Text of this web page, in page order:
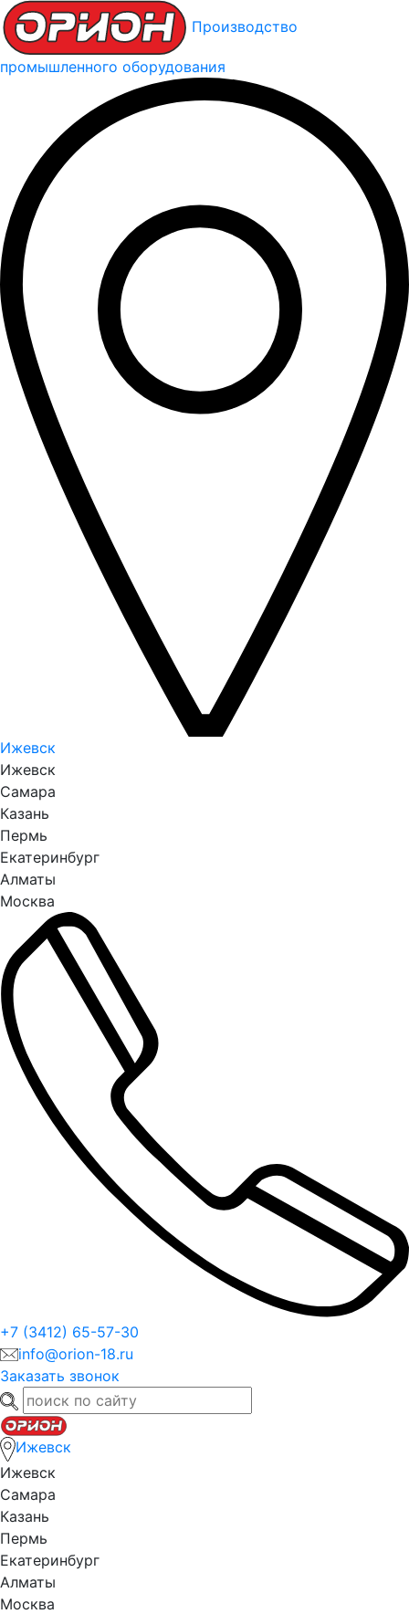
Производство
промышленного оборудования
Ижевск
Ижевск
Самара
Казань
Пермь
Екатеринбург
Алматы
Москва
+7 (3412) 65-57-30
info@orion-18.ru
Заказать звонок
Ижевск
Ижевск
Самара
Казань
Пермь
Екатеринбург
Алматы
Москва